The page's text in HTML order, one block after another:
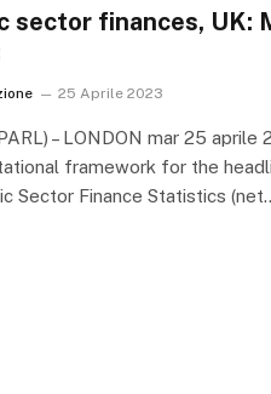
sector finances, UK:
25 Aprile 2023
– LONDON mar 25 aprile
framework for the
Sector Finance Statistics